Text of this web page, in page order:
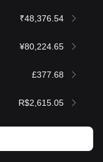
₹48,376.54
¥80,224.65
£377.68
R$2,615.05